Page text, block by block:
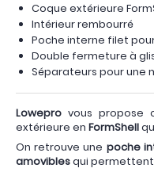
Coque extérieure
Intérieur rembourré
Poche interne filet
Double fermeture à
Séparateurs pour une
Lowepro vous propose
extérieure en FormShell
On retrouve une poche
amoviblesqui permettent